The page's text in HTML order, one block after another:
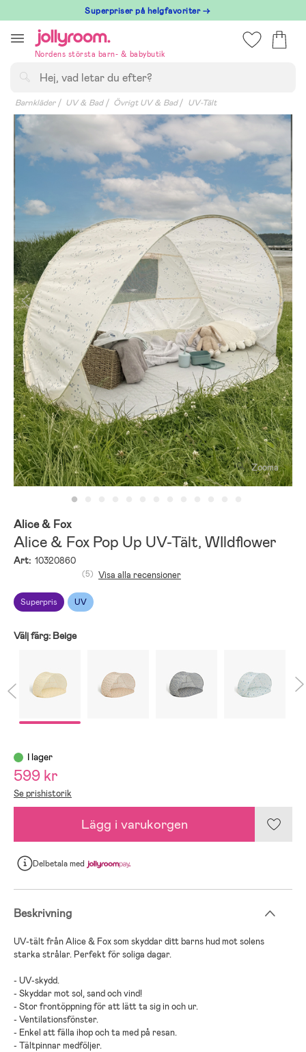
till
innehållet
Superpriser på helgfavoriter →
Nordens största barn- & babybutik
Barnkläder UV & Bad Övrigt UV & Bad UV-Tält
Zooma
Alice & Fox
Alice & Fox Pop Up UV-Tält, WIldflower
Art: 10320860
Superpris UV
(5) Visa alla recensioner
Välj färg: Beige
I lager
599 kr
Se prishistorik
Lägg i varukorgen
Delbetalamed
Beskrivning
UV-tält från Alice & Fox som skyddar ditt barns hud mot solens
starka strålar. Perfekt för soliga dagar.
- UV-skydd.
- Skyddar mot sol, sand och vind!
- Stor frontöppning för att lätt ta sig in och ur.
- Ventilationsfönster.
- Enkel att fälla ihop och ta med på resan.
- Tältpinnar medföljer.